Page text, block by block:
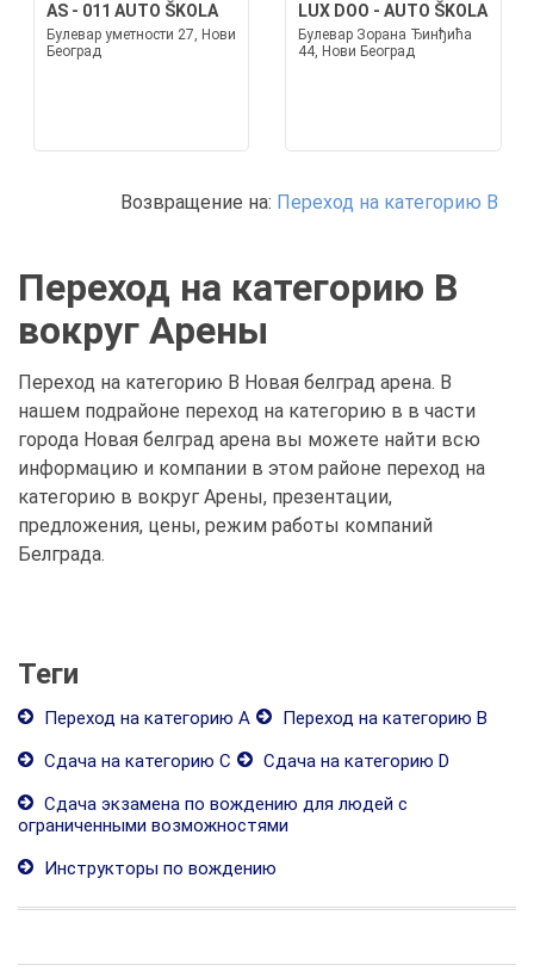
AS - 011 AUTO ŠKOLA
Булевар уметности 27, Нови
Београд
LUX DOO - AUTO ŠKOLA
Булевар Зорана Ђинђића
44, Нови Београд
Возвращение на: Переход на категорию В
Переход на категорию В
вокруг Арены
Переход на категорию В Новая белград арена. В
нашем подрайоне переход на категорию в в части
города Новая белград арена вы можете найти всю
информацию и компании в этом районе переход на
категорию в вокруг Арены, презентации,
предложения, цены, режим работы компаний
Белграда.
Теги
Переход на категорию А
Переход на категорию В
Сдача на категорию С
Сдача на категорию D
Сдача экзамена по вождению для людей с
ограниченными возможностями
Инструкторы по вождению